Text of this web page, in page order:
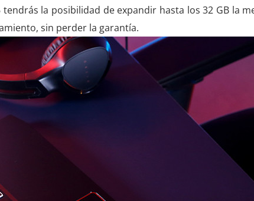
tendrás la posibilidad de expandir hasta los 32 GB la
sin perder la garantía.